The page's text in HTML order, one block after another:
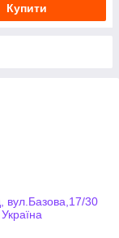
Купити
вул.Базова,17/30